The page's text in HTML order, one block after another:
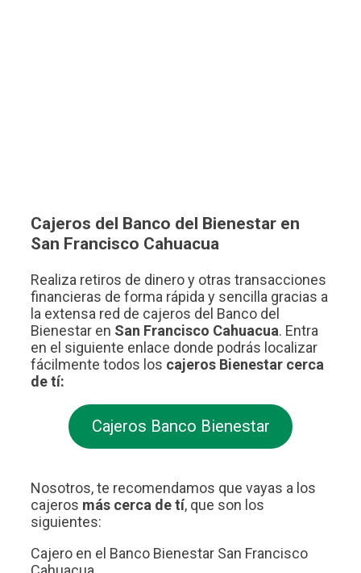
Cajeros del Banco del Bienestar en
San Francisco Cahuacua
Realiza retiros de dinero y otras transacciones
financieras de forma rápida y sencilla gracias a
la extensa red de cajeros del Banco del
Bienestar en San Francisco Cahuacua. Entra
en el siguiente enlace donde podrás localizar
fácilmente todos los cajeros Bienestar cerca
de tí:
Cajeros Banco Bienestar
Nosotros, te recomendamos que vayas a los
cajeros más cerca de tí, que son los
siguientes:
Cajero en el Banco Bienestar San Francisco